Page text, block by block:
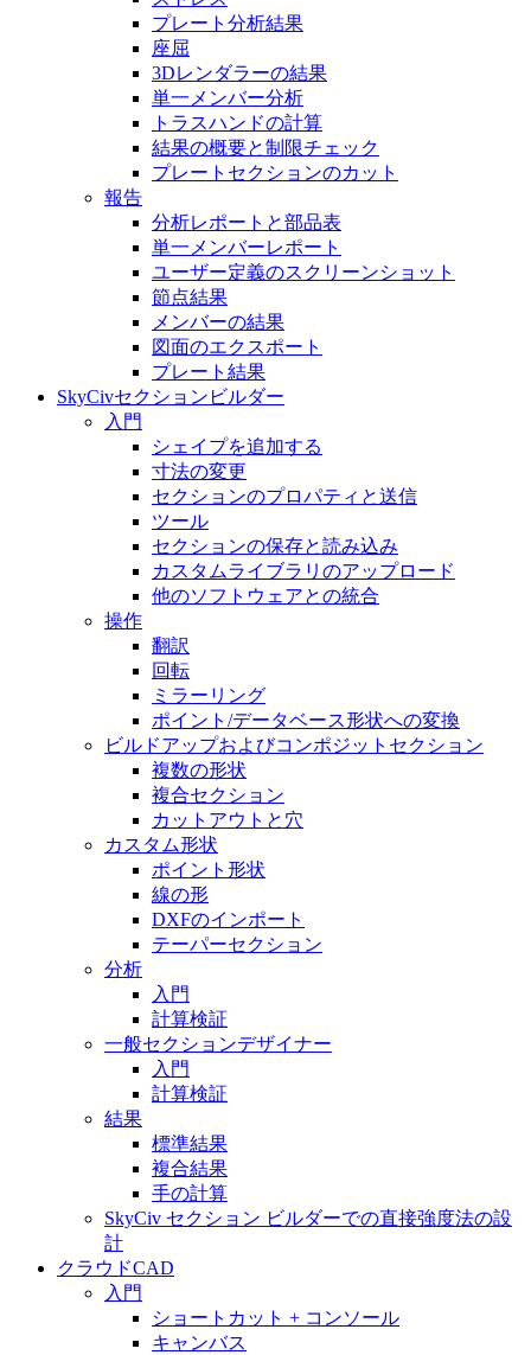
プレート分析結果
座屈
3Dレンダラーの結果
単一メンバー分析
トラスハンドの計算
結果の概要と制限チェック
プレートセクションのカット
報告
分析レポートと部品表
単一メンバーレポート
ユーザー定義のスクリーンショット
節点結果
メンバーの結果
図面のエクスポート
プレート結果
SkyCivセクションビルダー
入門
シェイプを追加する
寸法の変​​更
セクションのプロパティと送信
ツール
セクションの保存と読み込み
カスタムライブラリのアップロード
他のソフトウェアとの統合
操作
翻訳
回転
ミラーリング
ポイント/データベース形状への変換
ビルドアップおよびコンポジットセクション
複数の形状
複合セクション
カットアウトと穴
カスタム形状
ポイント形状
線の形
DXFのインポート
テーパーセクション
分析
入門
計算検証
一般セクションデザイナー
入門
計算検証
結果
標準結果
複合結果
手の計算
SkyCiv セクション ビルダーでの直接強度法の設
計
クラウドCAD
入門
ショートカット + コンソール
キャンバス